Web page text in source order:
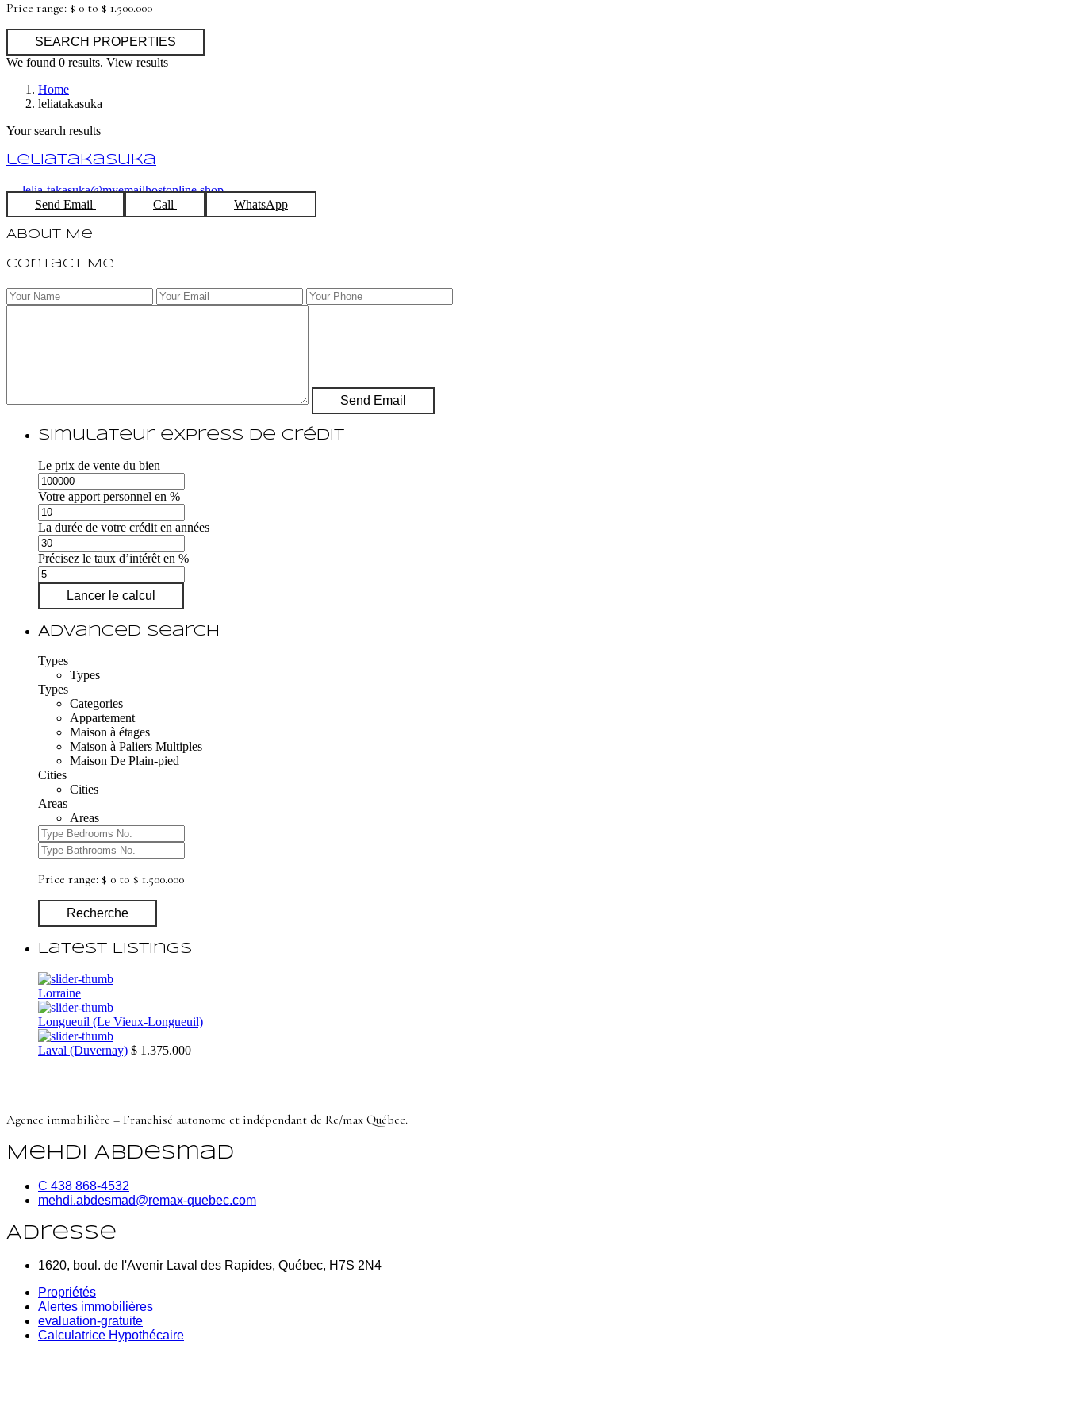
Price range: $ 0 to $ 1.500.000
We found 0 results. View results
Home
leliatakasuka
Your search results
leliatakasuka
lelia-takasuka@myemailhostonline.shop
Send Email
Call WhatsApp
About Me
Contact Me
Simulateur express de crédit
Le prix de vente du bien
Votre apport personnel en %
La durée de votre crédit en années
Précisez le taux d’intérêt en %
Lancer le calcul
Advanced Search
Types
Types
Types
Categories
Appartement
Maison à étages
Maison à Paliers Multiples
Maison De Plain-pied
Cities
Cities
Areas
Areas
Price range: $ 0 to $ 1.500.000
Recherche
Latest Listings
Lorraine
Longueuil (Le Vieux-Longueuil)
Laval (Duvernay) $ 1.375.000
Agence immobilière – Franchisé autonome et indépendant de Re/max Québec.
Mehdi Abdesmad
C 438 868-4532
mehdi.abdesmad@remax-quebec.com
Adresse
1620, boul. de l'Avenir Laval des Rapides, Québec, H7S 2N4
Propriétés
Alertes immobilières
evaluation-gratuite
Calculatrice Hypothécaire